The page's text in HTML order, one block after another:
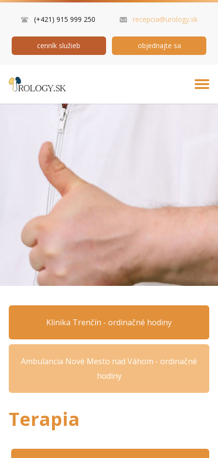
(+421) 915 999 250 recepcia@urology.sk
cenník služieb objednajte sa
Klinika Trenčín - ordinačné hodiny
Ambulancia Nové Mesto nad Váhom - ordinačné
hodiny
Terapia